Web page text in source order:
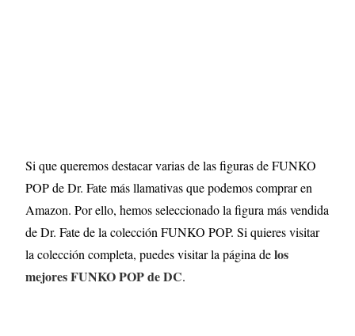
Si que queremos destacar varias de las figuras de FUNKO
POP de Dr. Fate más llamativas que podemos comprar en
Amazon. Por ello, hemos seleccionado la figura más vendida
de Dr. Fate de la colección FUNKO POP. Si quieres visitar
la colección completa, puedes visitar la página delos
mejores FUNKO POP de DC.